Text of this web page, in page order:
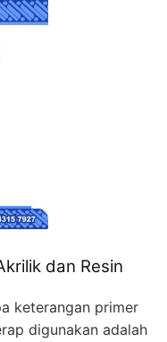
dan Resin
keterangan primer
digunakan adalah